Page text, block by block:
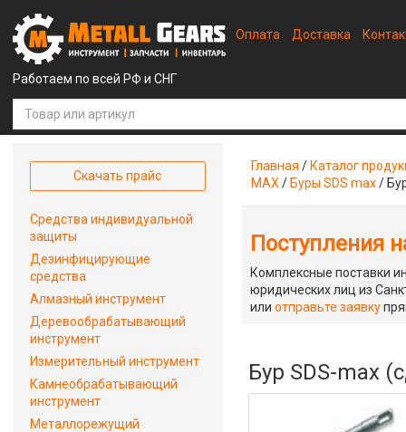
Работаем по всей РФ и СНГ
Оплата Доставка
Главная / Каталог
MAX / Буры SDS max/
Поступления
Комплексные поставки
юридических лиц из
илиотправьте заявку
Бур SDS-max
Скачать прайс
Средства индивидуальной
защиты
Дезинфицирующие
средства
Алмазный инструмент
Деревообрабатывающий
инструмент
Измерительный инструмент
Камнеобрабатывающий
инструмент
Металлорежущий